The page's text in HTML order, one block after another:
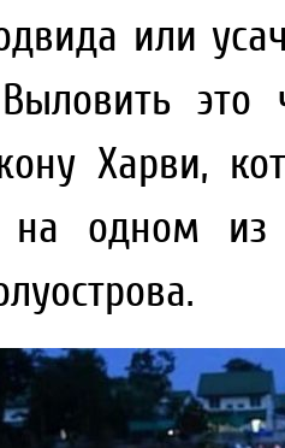
или
это
Харви,
на одном